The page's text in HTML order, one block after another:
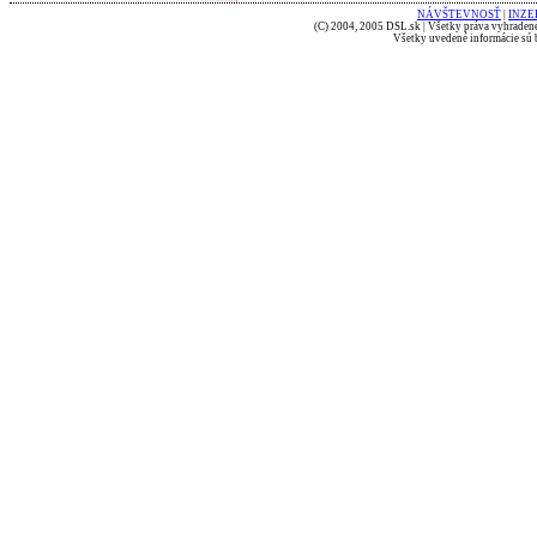
NÁVŠTEVNOSŤ
(C) 2004, 2005 DSL.sk | Všetky práva
Všetky uvedené informácie sú